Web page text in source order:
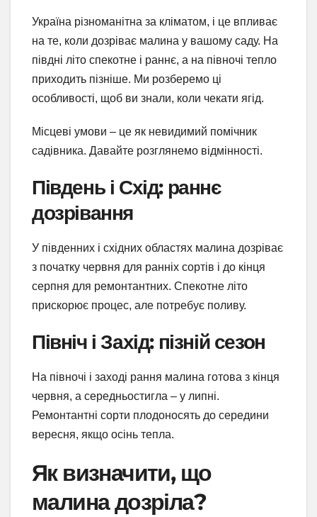
Україна різноманітна за кліматом, і це впливає
на те, коли дозріває малина у вашому саду. На
півдні літо спекотне і раннє, а на півночі тепло
приходить пізніше. Ми розберемо ці
особливості, щоб ви знали, коли чекати ягід.
Місцеві умови – це як невидимий помічник
садівника. Давайте розглянемо відмінності.
Південь і Схід: раннє
дозрівання
У південних і східних областях малина дозріває
з початку червня для ранніх сортів і до кінця
серпня для ремонтантних. Спекотне літо
прискорює процес, але потребує поливу.
Північ і Захід: пізній сезон
На півночі і заході рання малина готова з кінця
червня, а середньостигла – у липні.
Ремонтантні сорти плодоносять до середини
вересня, якщо осінь тепла.
Як визначити, що
малина дозріла?